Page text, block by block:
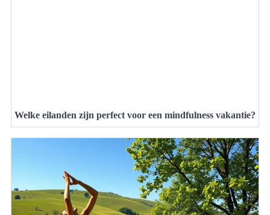
Welke eilanden zijn perfect voor een mindfulness vakantie?